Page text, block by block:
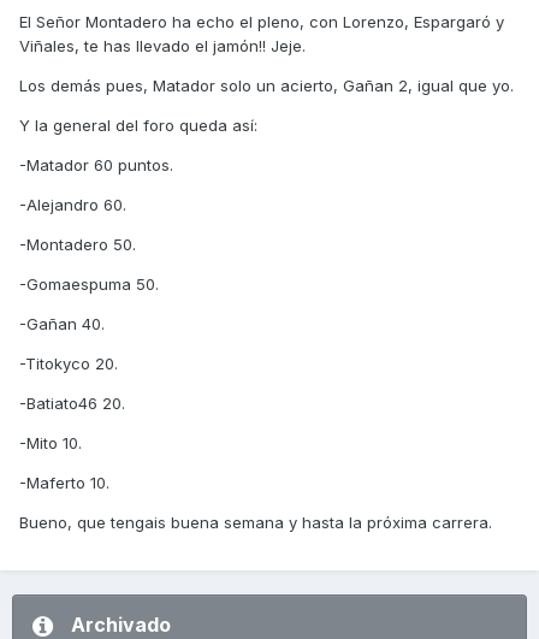
El Señor Montadero ha echo el pleno, con Lorenzo, Espargaró y
Viñales, te has llevado el jamón!! Jeje.
Los demás pues, Matador solo un acierto, Gañan 2, igual que yo.
Y la general del foro queda así:
-Matador 60 puntos.
-Alejandro 60.
-Montadero 50.
-Gomaespuma 50.
-Gañan 40.
-Titokyco 20.
-Batiato46 20.
-Mito 10.
-Maferto 10.
Bueno, que tengais buena semana y hasta la próxima carrera.
Archivado